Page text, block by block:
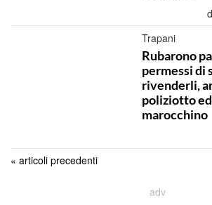
Trapani
Rubarono
permessi di
rivenderli,
poliziotto
marocchino
« articoli precedenti